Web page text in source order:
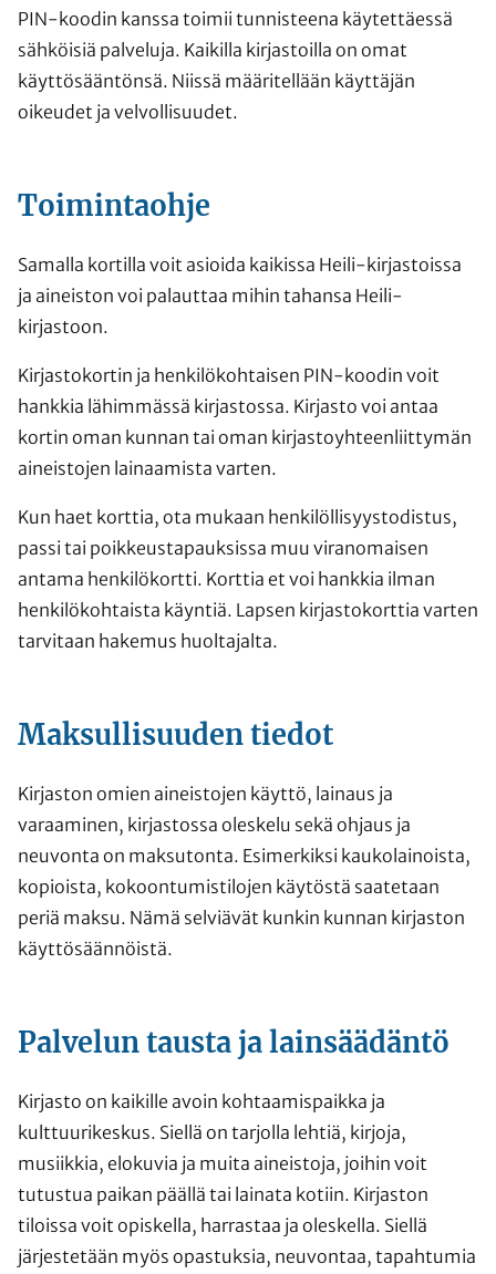
PIN-koodin kanssa toimii tunnisteena käytettäessä
sähköisiä palveluja. Kaikilla kirjastoilla on omat
käyttösääntönsä. Niissä määritellään käyttäjän
oikeudet ja velvollisuudet.
Toimintaohje
Samalla kortilla voit asioida kaikissa Heili-kirjastoissa
ja aineiston voi palauttaa mihin tahansa Heili-
kirjastoon.
Kirjastokortin ja henkilökohtaisen PIN-koodin voit
hankkia lähimmässä kirjastossa. Kirjasto voi antaa
kortin oman kunnan tai oman kirjastoyhteenliittymän
aineistojen lainaamista varten.
Kun haet korttia, ota mukaan henkilöllisyystodistus,
passi tai poikkeustapauksissa muu viranomaisen
antama henkilökortti. Korttia et voi hankkia ilman
henkilökohtaista käyntiä. Lapsen kirjastokorttia varten
tarvitaan hakemus huoltajalta.
Maksullisuuden tiedot
Kirjaston omien aineistojen käyttö, lainaus ja
varaaminen, kirjastossa oleskelu sekä ohjaus ja
neuvonta on maksutonta. Esimerkiksi kaukolainoista,
kopioista, kokoontumistilojen käytöstä saatetaan
periä maksu. Nämä selviävät kunkin kunnan kirjaston
käyttösäännöistä.
Palvelun tausta ja lainsäädäntö
Kirjasto on kaikille avoin kohtaamispaikka ja
kulttuurikeskus. Siellä on tarjolla lehtiä, kirjoja,
musiikkia, elokuvia ja muita aineistoja, joihin voit
tutustua paikan päällä tai lainata kotiin. Kirjaston
tiloissa voit opiskella, harrastaa ja oleskella. Siellä
järjestetään myös opastuksia, neuvontaa, tapahtumia